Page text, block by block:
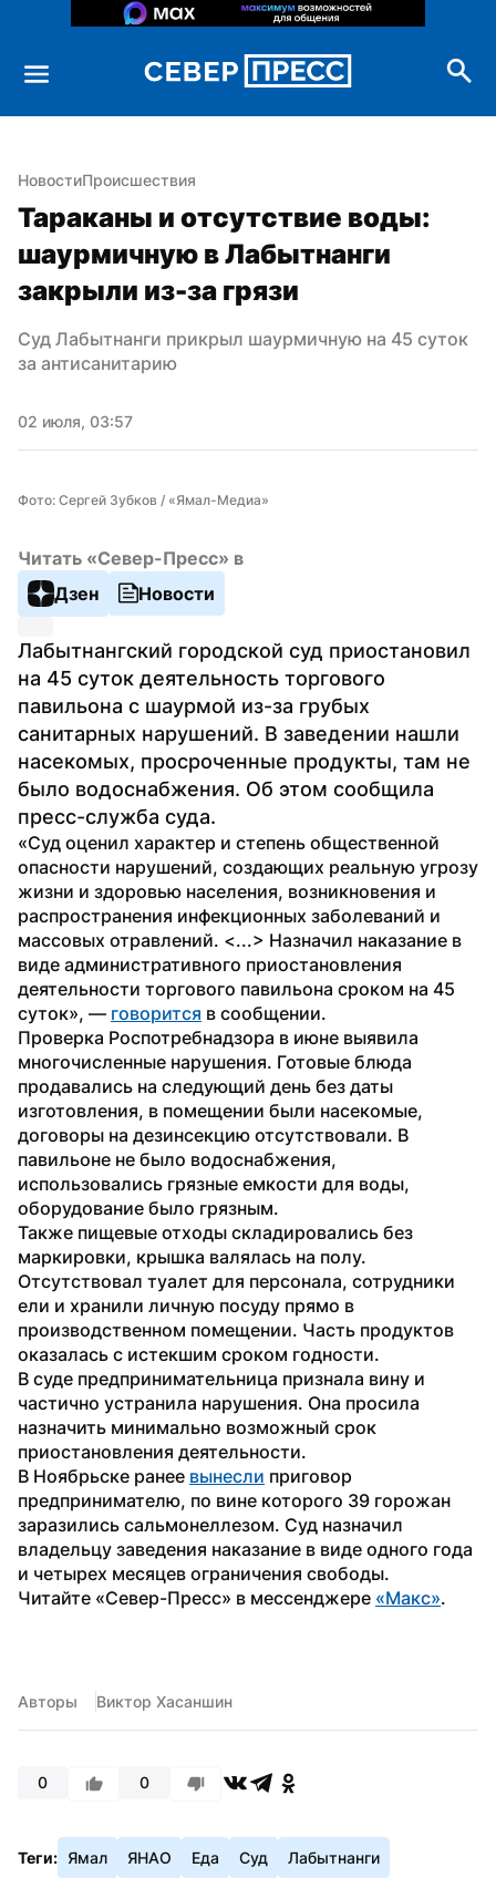
НовостиПроисшествия
Тараканы и отсутствие воды:
шаурмичную в Лабытнанги
закрыли из-за грязи
Суд Лабытнанги прикрыл шаурмичную на 45 суток
за антисанитарию
02 июля, 03:57
Фото: Сергей Зубков / «Ямал-Медиа»
Читать «Север-Пресс» в
Дзен
Новости
Лабытнангский городской суд приостановил
на 45 суток деятельность торгового
павильона с шаурмой из-за грубых
санитарных нарушений. В заведении нашли
насекомых, просроченные продукты, там не
было водоснабжения. Об этом сообщила
пресс-служба суда.
«Суд оценил характер и степень общественной
опасности нарушений, создающих реальную угрозу
жизни и здоровью населения, возникновения и
распространения инфекционных заболеваний и
массовых отравлений. <...> Назначил наказание в
виде административного приостановления
деятельности торгового павильона сроком на 45
суток», — говорится в сообщении.
Проверка Роспотребнадзора в июне выявила
многочисленные нарушения. Готовые блюда
продавались на следующий день без даты
изготовления, в помещении были насекомые,
договоры на дезинсекцию отсутствовали. В
павильоне не было водоснабжения,
использовались грязные емкости для воды,
оборудование было грязным.
Также пищевые отходы складировались без
маркировки, крышка валялась на полу.
Отсутствовал туалет для персонала, сотрудники
ели и хранили личную посуду прямо в
производственном помещении. Часть продуктов
оказалась с истекшим сроком годности.
В суде предпринимательница признала вину и
частично устранила нарушения. Она просила
назначить минимально возможный срок
приостановления деятельности.
В Ноябрьске ранее вынесли приговор
предпринимателю, по вине которого 39 горожан
заразились сальмонеллезом. Суд назначил
владельцу заведения наказание в виде одного года
и четырех месяцев ограничения свободы.
Читайте «Север-Пресс» в мессенджере «Макс».
Авторы Виктор Хасаншин
0 0
Теги: Ямал ЯНАО Еда Суд Лабытнанги